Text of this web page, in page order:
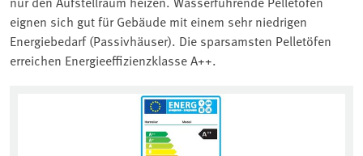
eignen sich gut für Gebäude mit einem sehr niedrigen
Energiebedarf (Passivhäuser). Die sparsamsten Pelletöfen
erreichen Energieeffizienzklasse A++.